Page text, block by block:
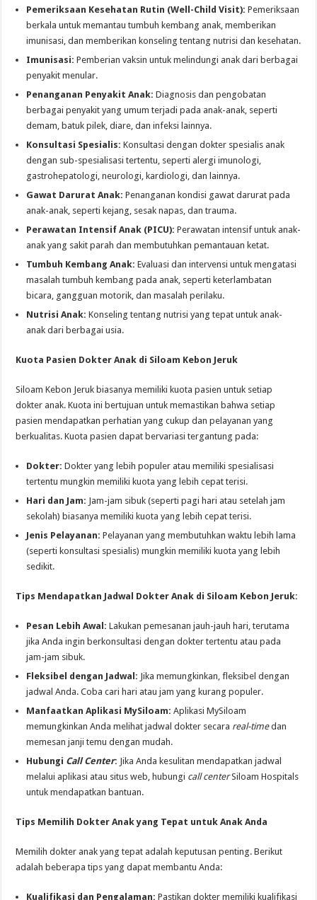
Pemeriksaan Kesehatan Rutin (Well-Child Visit): Pemeriksaan
berkala untuk memantau tumbuh kembang anak, memberikan
imunisasi, dan memberikan konseling tentang nutrisi dan kesehatan.
Imunisasi: Pemberian vaksin untuk melindungi anak dari berbagai
penyakit menular.
Penanganan Penyakit Anak: Diagnosis dan pengobatan
berbagai penyakit yang umum terjadi pada anak-anak, seperti
demam, batuk pilek, diare, dan infeksi lainnya.
Konsultasi Spesialis: Konsultasi dengan dokter spesialis anak
dengan sub-spesialisasi tertentu, seperti alergi imunologi,
gastrohepatologi, neurologi, kardiologi, dan lainnya.
Gawat Darurat Anak: Penanganan kondisi gawat darurat pada
anak-anak, seperti kejang, sesak napas, dan trauma.
Perawatan Intensif Anak (PICU): Perawatan intensif untuk anak-
anak yang sakit parah dan membutuhkan pemantauan ketat.
Tumbuh Kembang Anak: Evaluasi dan intervensi untuk mengatasi
masalah tumbuh kembang pada anak, seperti keterlambatan
bicara, gangguan motorik, dan masalah perilaku.
Nutrisi Anak: Konseling tentang nutrisi yang tepat untuk anak-
anak dari berbagai usia.
Kuota Pasien Dokter Anak di Siloam Kebon Jeruk
Siloam Kebon Jeruk biasanya memiliki kuota pasien untuk setiap
dokter anak. Kuota ini bertujuan untuk memastikan bahwa setiap
pasien mendapatkan perhatian yang cukup dan pelayanan yang
berkualitas. Kuota pasien dapat bervariasi tergantung pada:
Dokter: Dokter yang lebih populer atau memiliki spesialisasi
tertentu mungkin memiliki kuota yang lebih cepat terisi.
Hari dan Jam: Jam-jam sibuk (seperti pagi hari atau setelah jam
sekolah) biasanya memiliki kuota yang lebih cepat terisi.
Jenis Pelayanan: Pelayanan yang membutuhkan waktu lebih lama
(seperti konsultasi spesialis) mungkin memiliki kuota yang lebih
sedikit.
Tips Mendapatkan Jadwal Dokter Anak di Siloam Kebon Jeruk:
Pesan Lebih Awal: Lakukan pemesanan jauh-jauh hari, terutama
jika Anda ingin berkonsultasi dengan dokter tertentu atau pada
jam-jam sibuk.
Fleksibel dengan Jadwal: Jika memungkinkan, fleksibel dengan
jadwal Anda. Coba cari hari atau jam yang kurang populer.
Manfaatkan Aplikasi MySiloam: Aplikasi MySiloam
memungkinkan Anda melihat jadwal dokter secara real-timedan
memesan janji temu dengan mudah.
Hubungi Call Center: Jika Anda kesulitan mendapatkan jadwal
melalui aplikasi atau situs web, hubungi call centerSiloam Hospitals
untuk mendapatkan bantuan.
Tips Memilih Dokter Anak yang Tepat untuk Anak Anda
Memilih dokter anak yang tepat adalah keputusan penting. Berikut
adalah beberapa tips yang dapat membantu Anda:
Kualifikasi dan Pengalaman: Pastikan dokter memiliki kualifikasi